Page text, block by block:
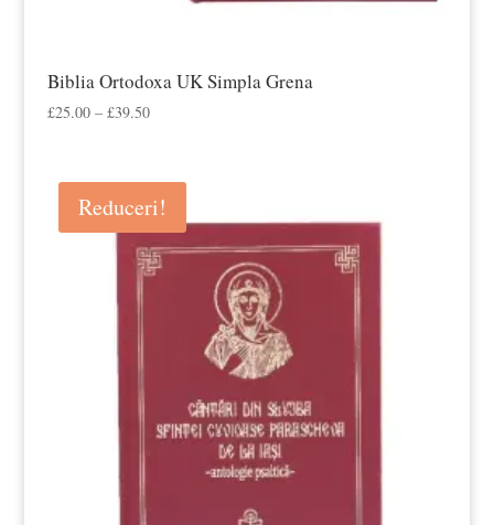
Biblia Ortodoxa UK Simpla Grena
£25.00 – £39.50Interval
£25.00
până
la
£39.50
Reduceri!